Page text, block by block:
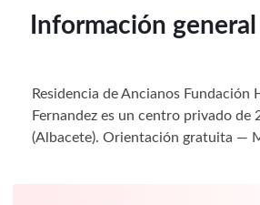
Información
Residencia de Ancianos Fundación
Fernandez es un centro privado de
(Albacete). Orientación gratuita —